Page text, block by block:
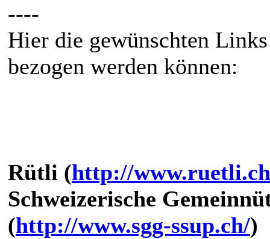
----
Hier die gewünschten
bezogen werden können:
Rütli (http://
Schweizerische
(http://www.sgg-ssup.ch/)